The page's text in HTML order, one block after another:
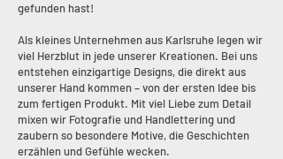
gefunden hast!
Als kleines Unternehmen aus Karlsruhe legen wir
viel Herzblut in jede unserer Kreationen. Bei uns
entstehen einzigartige Designs, die direkt aus
unserer Hand kommen – von der ersten Idee bis
zum fertigen Produkt. Mit viel Liebe zum Detail
mixen wir Fotografie und Handlettering und
zaubern so besondere Motive, die Geschichten
erzählen und Gefühle wecken.